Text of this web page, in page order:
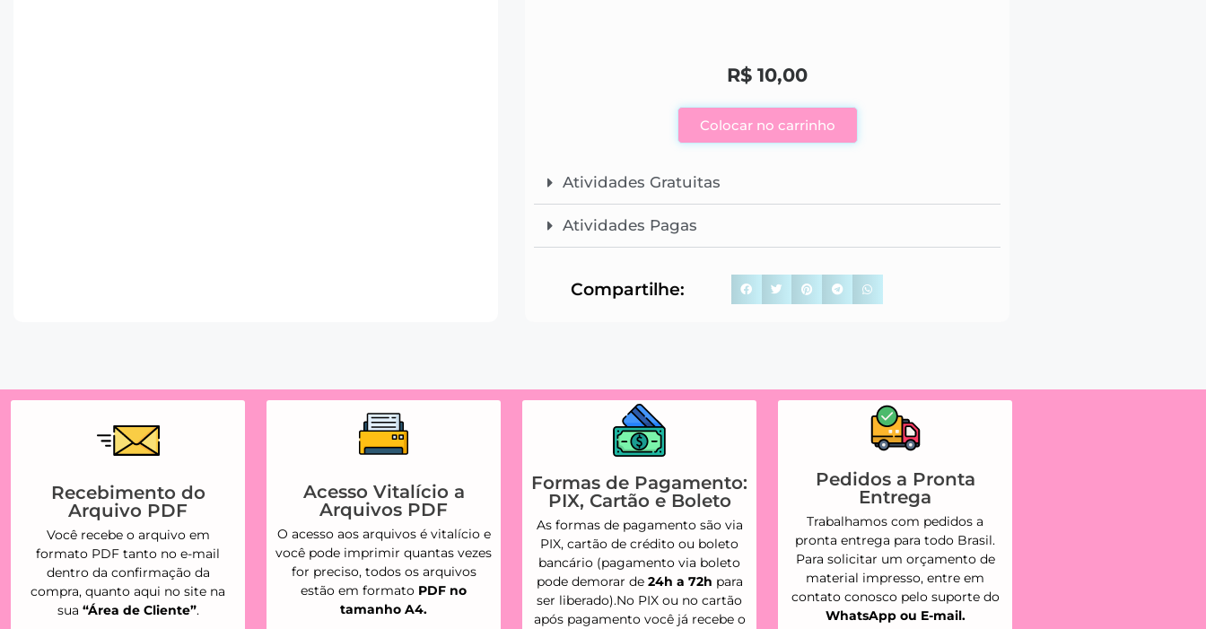
R$10,00
Colocar no carrinho
Atividades Gratuitas
Atividades Pagas
Compartilhe:
Recebimento do
Arquivo PDF
Você recebe o arquivo em
formato PDF tanto no e-mail
dentro da confirmação da
compra, quanto aqui no site na
sua “Área de Cliente”.
Acesso Vitalício a
Arquivos PDF
O acesso aos arquivos é vitalício e
você pode imprimir quantas vezes
for preciso, todos os arquivos
estão em formato PDF no
tamanho A4.
Formas de Pagamento:
PIX, Cartão e Boleto
As formas de pagamento são via
PIX, cartão de crédito ou boleto
bancário (pagamento via boleto
pode demorar de 24h a 72h para
ser liberado).No PIX ou no cartão
após pagamento você já recebe o
Pedidos a Pronta
Entrega
Trabalhamos com pedidos a
pronta entrega para todo Brasil.
Para solicitar um orçamento de
material impresso, entre em
contato conosco pelo suporte do
WhatsApp ou E-mail.